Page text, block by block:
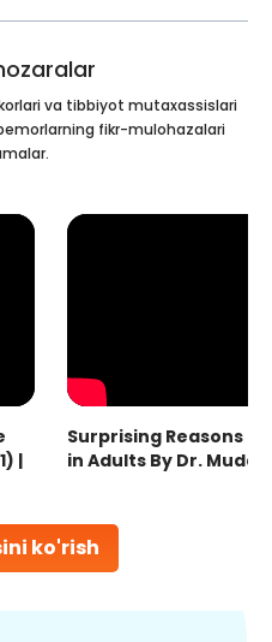
ko'rish
va tibbiyot mutaxassislari
fikr-mulohazalari
|
Surprising Reasons
in Adults By Dr.